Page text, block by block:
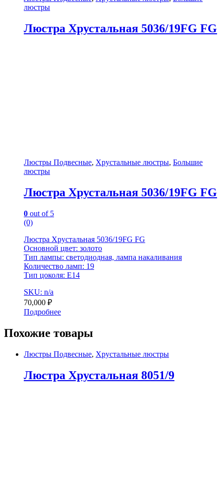
люстры
Люстра Хрустальная 5036/19FG FG
Люстры Подвесные, Хрустальные люстры, Большие
люстры
Люстра Хрустальная 5036/19FG FG
0 out of 5
(0)
Люстра Хрустальная 5036/19FG FG
Основной цвет: золото
Тип лампы: светодиодная, лампа накаливания
Количество ламп: 19
Тип цоколя: E14
SKU: n/a
70,000 ₽
Подробнее
Похожие товары
Люстры Подвесные, Хрустальные люстры
Люстра Хрустальная 8051/9